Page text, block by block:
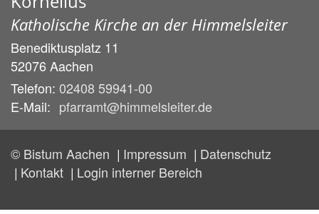
Katholische Kirche an der Himmelsleiter
Benediktusplatz 11
52076Aachen
Telefon: 02408 59941-00
E-Mail: pfarramt@himmelsleiter.de
© Bistum Aachen Impressum
Datenschutz
Kontakt
Login interner Bereich